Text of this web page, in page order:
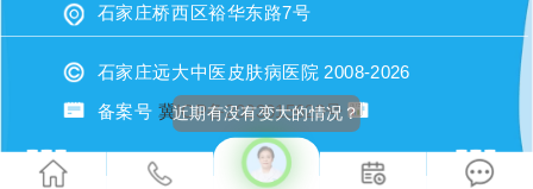
石家庄桥西区裕华东路7号
石家庄远大中医皮肤病医院 2008-2026
备案号 冀ICP备2023015620号
近期有没有变大的情况？